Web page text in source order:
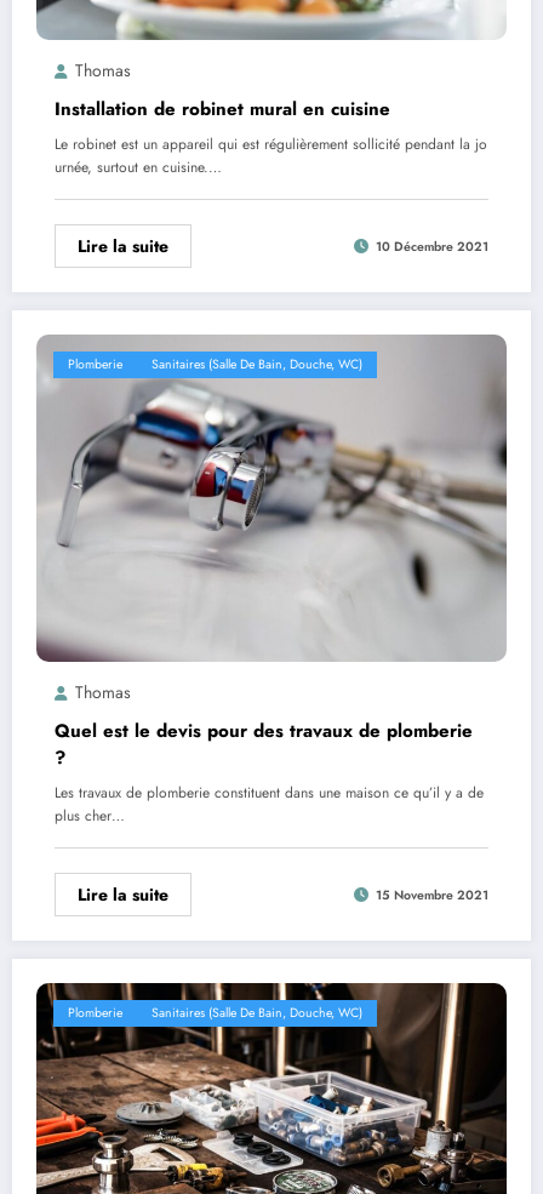
Thomas
Installation de robinet mural en cuisine
Le robinet est un appareil qui est régulièrement sollicité pendant la jo
urnée, surtout en cuisine.…
Lire la suite 10 Décembre 2021
Plomberie Sanitaires (salle De Bain, Douche, WC)
Thomas
Quel est le devis pour des travaux de plomberie
?
Les travaux de plomberie constituent dans une maison ce qu’il y a de
plus cher…
Lire la suite 15 Novembre 2021
Plomberie Sanitaires (salle De Bain, Douche, WC)